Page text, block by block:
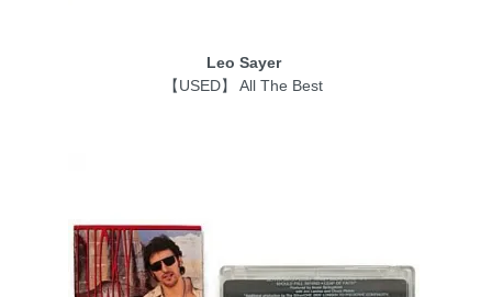
Leo Sayer
【USED】 All The Best